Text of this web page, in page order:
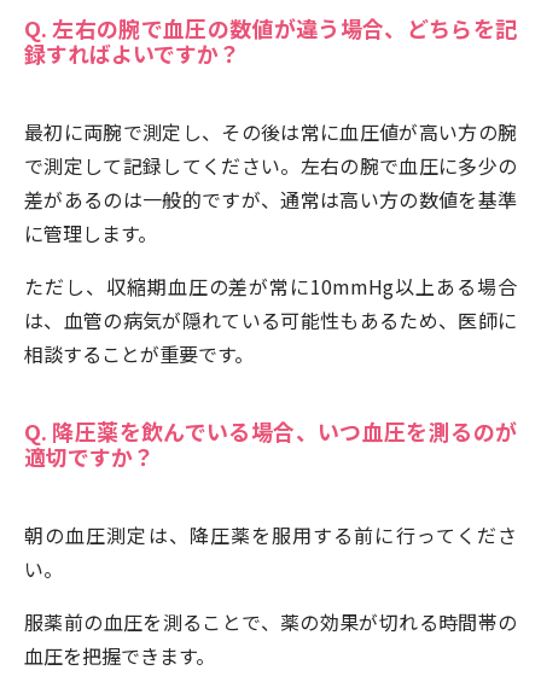
Q. 左右の腕で血圧の数値が違う場合、どちらを記
録すればよいですか？
最初に両腕で測定し、その後は常に血圧値が高い方の腕
で測定して記録してください。左右の腕で血圧に多少の
差があるのは一般的ですが、通常は高い方の数値を基準
に管理します。
ただし、収縮期血圧の差が常に10mmHg以上ある場合
は、血管の病気が隠れている可能性もあるため、医師に
相談することが重要です。
Q. 降圧薬を飲んでいる場合、いつ血圧を測るのが
適切ですか？
朝の血圧測定は、降圧薬を服用する前に行ってくださ
い。
服薬前の血圧を測ることで、薬の効果が切れる時間帯の
血圧を把握できます。